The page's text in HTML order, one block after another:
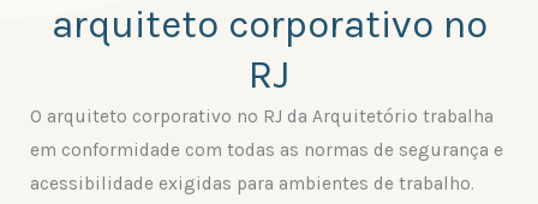
arquiteto corporativo no
RJ
O arquiteto corporativo no RJ da Arquitetório trabalha
em conformidade com todas as normas de segurança e
acessibilidade exigidas para ambientes de trabalho.